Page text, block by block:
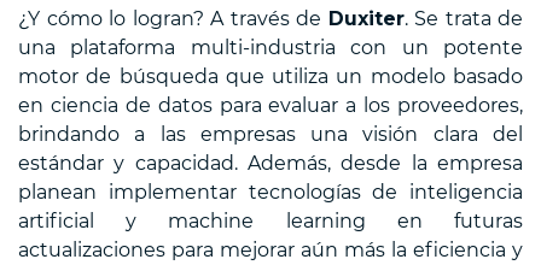
¿Y cómo lo logran? A través de Duxiter. Se trata de
una plataforma multi-industria con un potente
motor de búsqueda que utiliza un modelo basado
en ciencia de datos para evaluar a los proveedores,
brindando a las empresas una visión clara del
estándar y capacidad. Además, desde la empresa
planean implementar tecnologías de inteligencia
artificial y machine learning en futuras
actualizaciones para mejorar aún más la eficiencia y